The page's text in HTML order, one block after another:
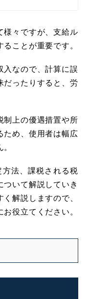
様々ですが、支給ル
ことが重要です。
入なので、計算に誤
だったりすると、労
制上の優遇措置や所
ため、使用者は幅広
法、課税される税
ついて解説していき
解説しますので、
役立てください。